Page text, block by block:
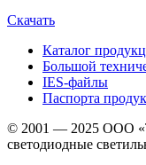
Скачать
Каталог
Большой
IES-файлы
Паспорта
© 2001 — 2025 ООО
светодиодные